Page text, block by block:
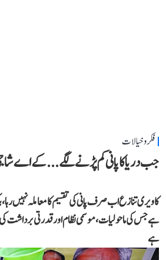
فکر و خیالات
جب دریا کا پانی کم پڑنے لگے...کے اے
کاویری تنازع اب صرف پانی کی تقسیم کا معاملہ نہیں رہا،
ہے جس کی ماحولیات، موسمی نظام اور قدرتی
ہے